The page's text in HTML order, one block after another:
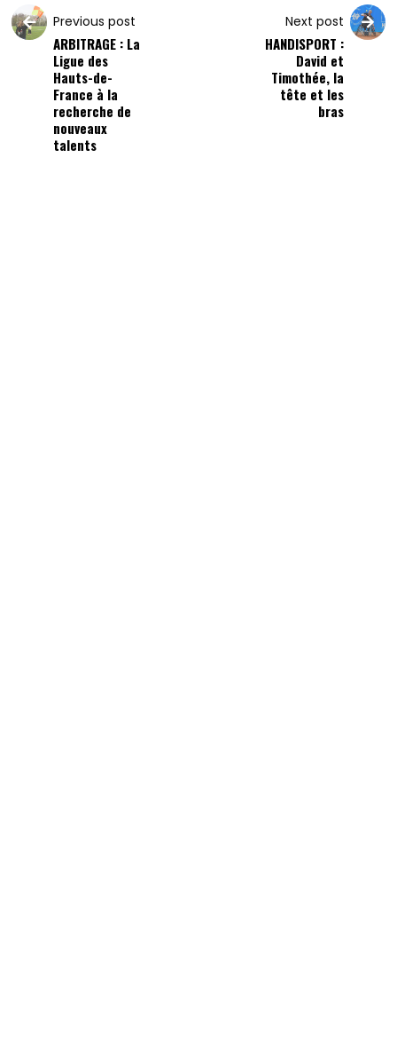
Previous post
ARBITRAGE : La
Ligue des
Hauts-de-
France à la
recherche de
nouveaux
talents
Next post
HANDISPORT :
David et
Timothée, la
tête et les
bras